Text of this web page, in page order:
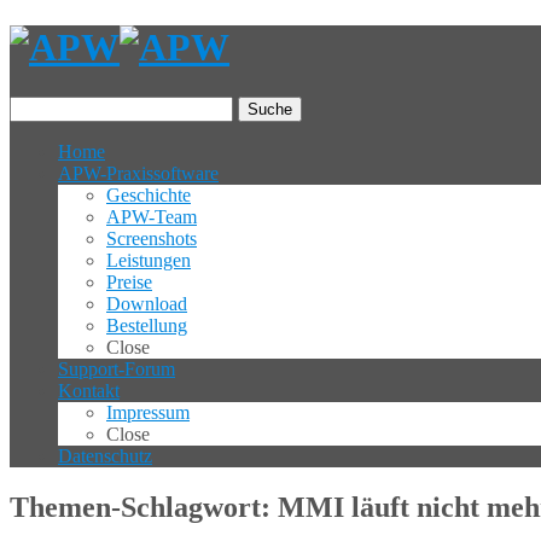
Suche
Home
APW-Praxissoftware
Geschichte
APW-Team
Screenshots
Leistungen
Preise
Download
Bestellung
Close
Support-Forum
Kontakt
Impressum
Close
Datenschutz
Themen-Schlagwort: MMI läuft nicht